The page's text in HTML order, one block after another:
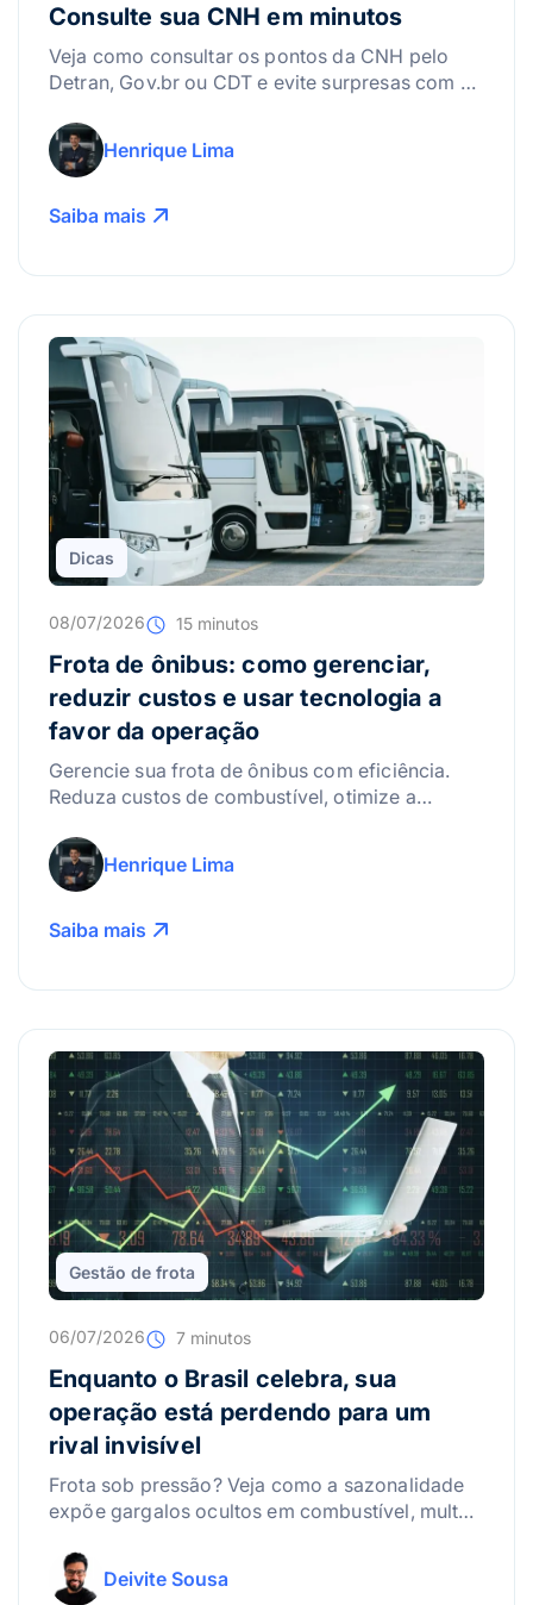
Consulte sua CNH em minutos
Veja como consultar os pontos da CNH pelo
Detran, Gov.br ou CDT e evite surpresas com a
Henrique Lima
Saiba mais
Dicas
08/07/2026 15 minutos
Frota de ônibus: como gerenciar,
reduzir custos e usar tecnologia a
favor da operação
Gerencie sua frota de ônibus com eficiência.
Reduza custos de combustível, otimize a
mais!
Henrique Lima
Saiba mais
Gestão de frota
06/07/2026 7 minutos
Enquanto o Brasil celebra, sua
operação está perdendo para um
rival invisível
Frota sob pressão? Veja como a sazonalidade
expõe gargalos ocultos em combustível, multas
sua operação.
Deivite Sousa